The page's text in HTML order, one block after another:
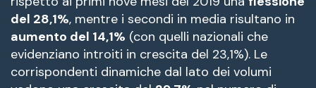
del 28,1%, mentre i secondi in media risultano in
aumento del 14,1% (con quelli nazionali che
evidenziano introiti in crescita del 23,1%). Le
corrispondenti dinamiche dal lato dei volumi